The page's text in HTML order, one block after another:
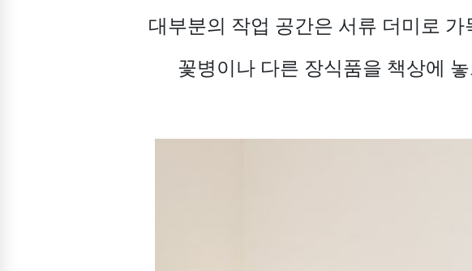
대부분의 작업 공간은 서류 더미로
꽃병이나 다른 장식품을 책상에